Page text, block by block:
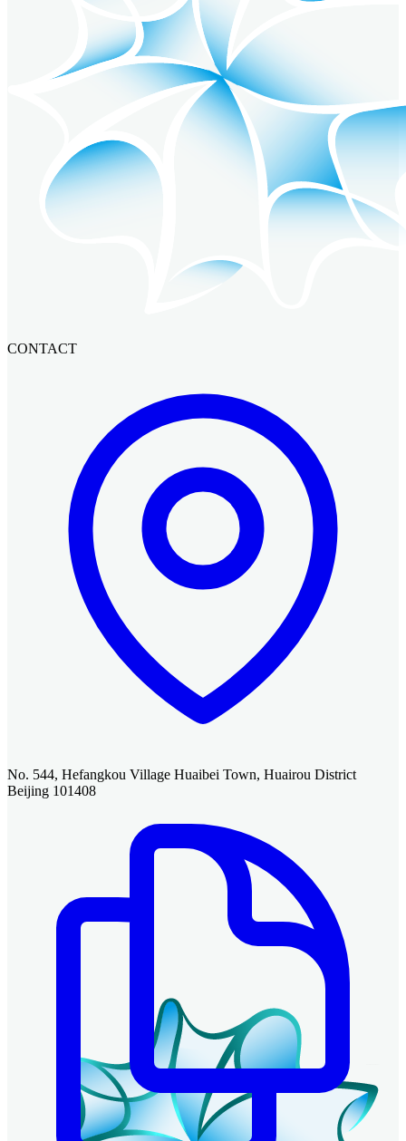
CONTACT
No. 544, Hefangkou Village Huaibei Town, Huairou District
Beijing 101408